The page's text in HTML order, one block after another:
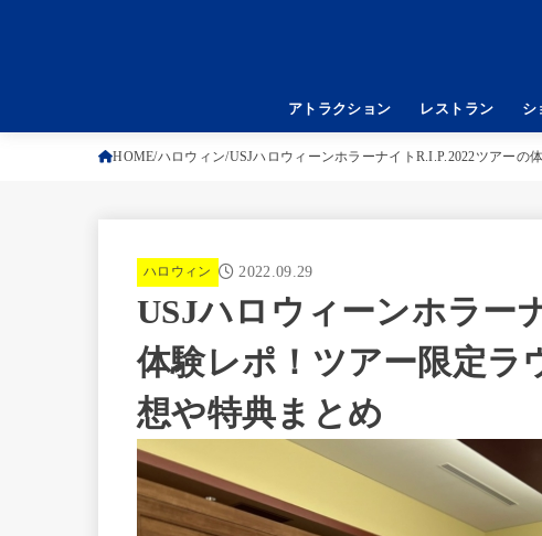
アトラクション レストラン シ
HOME ハロウィン USJハロウィーンホラーナイトR.I.P.2022ツアーの
ハロウィン 2022.09.29
USJハロウィーンホラー
体験レポ！ツアー限定ラ
想や特典まとめ